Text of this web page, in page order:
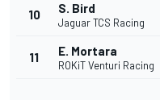
10 S. Bird
Jaguar TCS Racing
11 E. Mortara
ROKiT Venturi Racing